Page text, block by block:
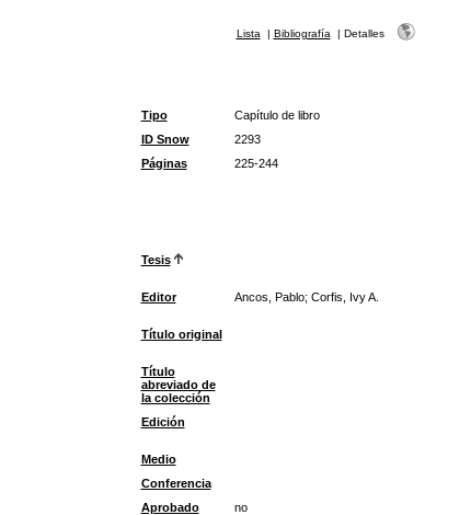
Lista | Bibliografía | Detalles
Tipo
Capítulo de libro
ID Snow
2293
Páginas
225-244
Tesis
Editor Ancos, Pablo; Corfis, Ivy A.
Título original
Título
abreviado de
la colección
Edición
Medio
Conferencia
Aprobado
no